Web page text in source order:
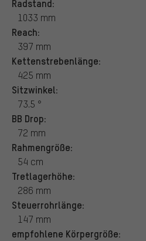
Radstand:
1033 mm
Reach:
397 mm
Kettenstrebenlänge:
425 mm
Sitzwinkel:
73.5 °
BB Drop:
72 mm
Rahmengröße:
54 cm
Tretlagerhöhe:
286 mm
Steuerrohrlänge:
147 mm
empfohlene Körpergröße: